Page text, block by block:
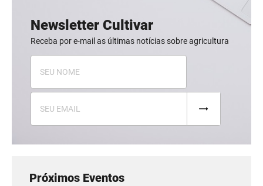
Newsletter Cultivar
Receba por e-mail as últimas notícias sobre agricultura
Próximos Eventos